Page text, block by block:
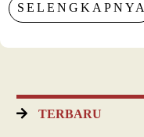
SELENGKAPNYA
TERBARU